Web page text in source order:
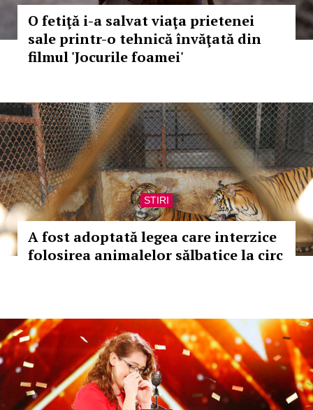
O fetiţă i-a salvat viaţa prietenei
sale printr-o tehnică învăţată din
filmul 'Jocurile foamei'
STIRI
A fost adoptată legea care interzice
folosirea animalelor sălbatice la circ